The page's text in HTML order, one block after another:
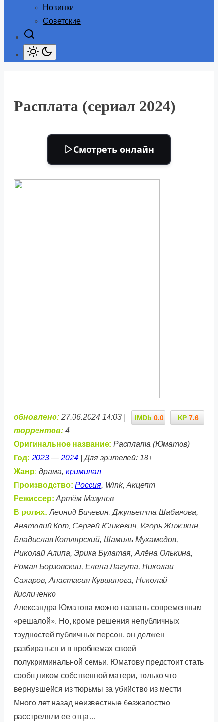
Новинки
Советские
Расплата (сериал 2024)
Смотреть онлайн
KP 7.6
IMDb 0.0
обновлено: 27.06.2024 14:03 |
торрентов: 4
Оригинальное название: Расплата (Юматов)
Год: 2023 — 2024 | Для зрителей: 18+
Жанр: драма, криминал
Производство: Россия, Wink, Акцепт
Режиссер: Артём Мазунов
В ролях: Леонид Бичевин, Джульетта Шабанова,
Анатолий Кот, Сергей Юшкевич, Игорь Жижикин,
Владислав Котлярский, Шамиль Мухамедов,
Николай Алипа, Эрика Булатая, Алёна Олькина,
Роман Борзовский, Елена Лагута, Николай
Сахаров, Анастасия Кувшинова, Николай
Кисличенко
Александра Юматова можно назвать современным
«решалой». Но, кроме решения непубличных
трудностей публичных персон, он должен
разбираться и в проблемах своей
полукриминальной семьи. Юматову предстоит стать
сообщником собственной матери, только что
вернувшейся из тюрьмы за убийство из мести.
Много лет назад неизвестные безжалостно
расстреляли ее отца…